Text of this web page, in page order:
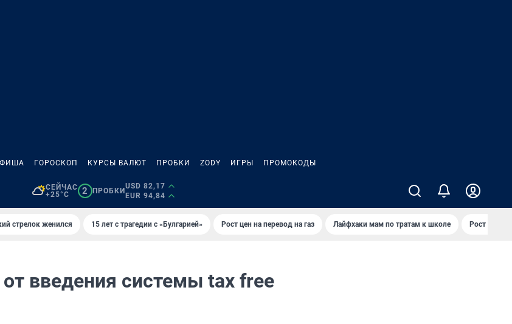
ГОРОСКОП КУРСЫ ВАЛЮТ ПРОБКИ ZODY ИГРЫ ПРОМОКОДЫ
СЕЙЧАС
+25°C
2 ПРОБКИ
USD 82,17
EUR 94,84
стрелок женился 15 лет с трагедии с «Булгарией» Рост цен на перевод на газ Лайфхаки мам по тратам к школе Рост цен на
введения системы tax free